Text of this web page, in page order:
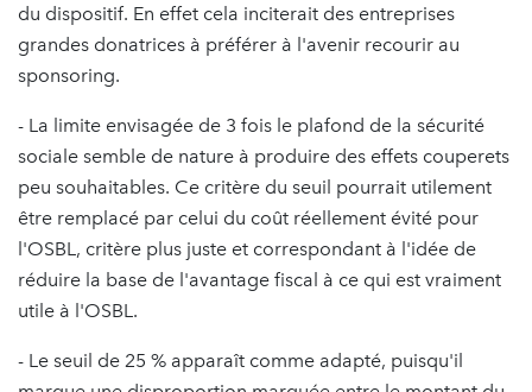
du dispositif. En effet cela inciterait des entreprises
grandes donatrices à préférer à l'avenir recourir au
sponsoring.
- La limite envisagée de 3 fois le plafond de la sécurité
sociale semble de nature à produire des effets couperets
peu souhaitables. Ce critère du seuil pourrait utilement
être remplacé par celui du coût réellement évité pour
l'OSBL, critère plus juste et correspondant à l'idée de
réduire la base de l'avantage fiscal à ce qui est vraiment
utile à l'OSBL.
- Le seuil de 25 % apparaît comme adapté, puisqu'il